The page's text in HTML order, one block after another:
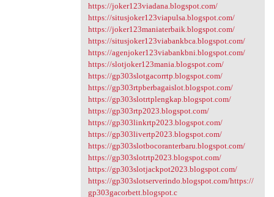
https://joker123viadana.blogspot.com/
https://situsjoker123viapulsa.blogspot.com/
https://joker123maniaterbaik.blogspot.com/
https://situsjoker123viabankbca.blogspot.com/
https://agenjoker123viabankbni.blogspot.com/
https://slotjoker123mania.blogspot.com/
https://gp303slotgacorrtp.blogspot.com/
https://gp303rtpberbagaislot.blogspot.com/
https://gp303slotrtplengkap.blogspot.com/
https://gp303rtp2023.blogspot.com/
https://gp303linkrtp2023.blogspot.com/
https://gp303livertp2023.blogspot.com/
https://gp303slotbocoranterbaru.blogspot.com/
https://gp303slotrtp2023.blogspot.com/
https://gp303slotjackpot2023.blogspot.com/
https://gp303slotserverindo.blogspot.com/https://
gp303gacorbett.blogspot.c